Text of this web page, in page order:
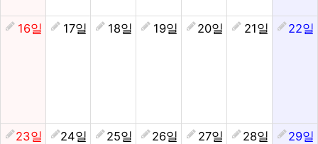
16일 17일 18일 19일 20일 21일 22일
23일 24일 25일 26일 27일 28일 29일